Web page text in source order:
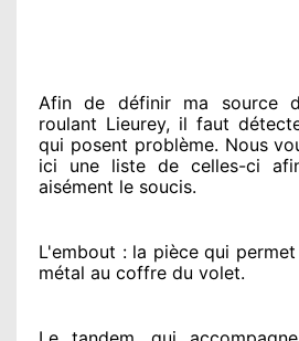
Afin de définir ma source
roulant Lieurey, il faut
qui posent problème. Nous
ici une liste de celles-ci
aisément le soucis.
L'embout : la pièce qui
métal au coffre du volet.